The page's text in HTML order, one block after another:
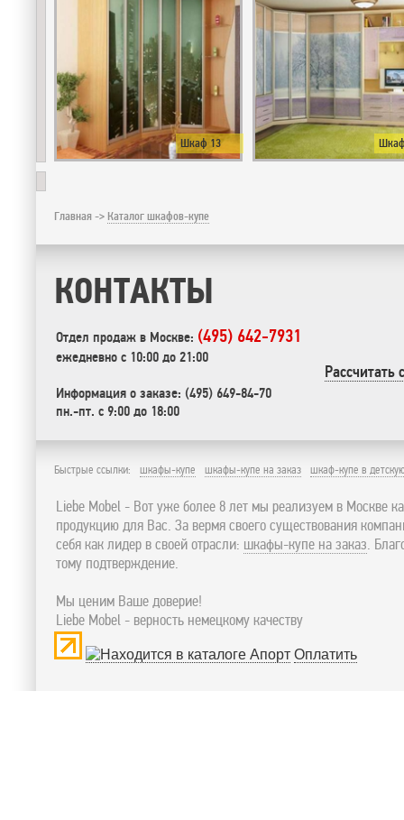
Шкаф 13
Главная -> Каталог шкафов-купе
КОНТАКТЫ
Отдел продаж в Москве: (495) 642-7931
ежедневно с 10:00 до 21:00
Информация о заказе: (495) 649-84-70
пн.-пт. с 9:00 до 18:00
Быстрые ссылки: шкафы-купе шкафы-купе на заказ шкаф-купе в
Liebe Mobel - Вот уже более 8 лет мы реализуем в Москве
продукцию для Вас. За вермя своего существования
себя как лидер в своей отрасли: шкафы-купе на заказ.
тому подтверждение.
Мы ценим Ваше доверие!
Liebe Mobel - верность немецкому качеству
Оплатить